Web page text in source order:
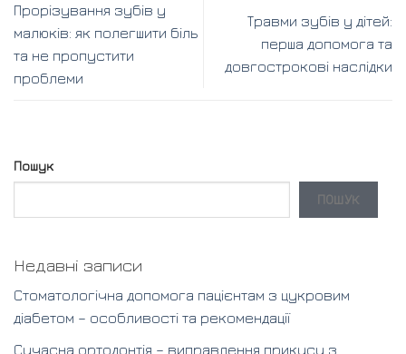
Прорізування зубів у
малюків: як полегшити біль
та не пропустити
проблеми
Травми зубів у дітей:
перша допомога та
довгострокові наслідки
Пошук
ПОШУК
Недавні записи
Стоматологічна допомога пацієнтам з цукровим
діабетом – особливості та рекомендації
Сучасна ортодонтія – виправлення прикусу з